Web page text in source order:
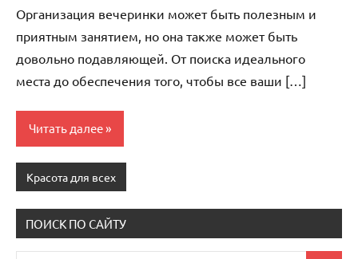
Организация вечеринки может быть полезным и
приятным занятием, но она также может быть
довольно подавляющей. От поиска идеального
места до обеспечения того, чтобы все ваши […]
Читать далее
Красота для всех
ПОИСК ПО САЙТУ